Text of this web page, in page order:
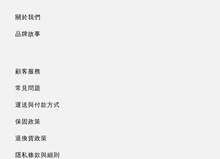
關於我們
品牌故事
顧客服務
常見問題
運送與付款方式
保固政策
退換貨政策
隱私條款與細則